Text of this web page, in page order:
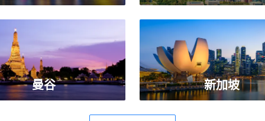
曼谷 新加坡